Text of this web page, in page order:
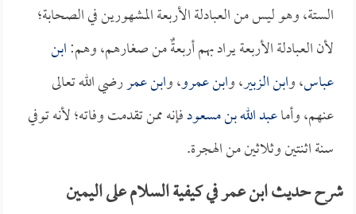
الستة، وهو ليس من العبادلة الأربعة المشهورين في الصحابة؛
لأن العبادلة الأربعة يراد بهم أربعةٌ من صغارهم، وهم:ابن
عباس، وابن الزبير، وابن عمرو، وابن عمررضي الله تعالى
عنهم، وأماعبد الله بن مسعودفإنه ممن تقدمت وفاته؛ لأنه توفي
سنة اثنتين وثلاثين من الهجرة.
شرح حديث ابن عمر في كيفية السلام على اليمين